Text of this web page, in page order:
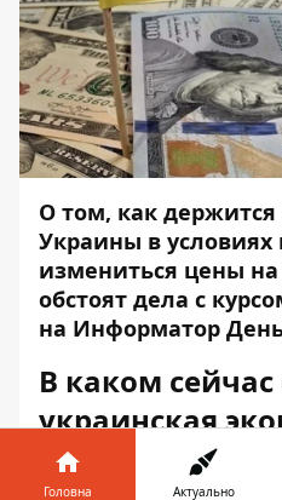
О том, как
Украины в условиях
измениться цены
обстоят дела с
на Информатор
В каком сейчас
украинская
В Украине идет
Головна Актуально